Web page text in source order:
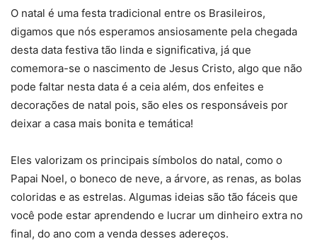
O natal é uma festa tradicional entre os Brasileiros,
digamos que nós esperamos ansiosamente pela chegada
desta data festiva tão linda e significativa, já que
comemora-se o nascimento de Jesus Cristo, algo que não
pode faltar nesta data é a ceia além, dos enfeites e
decorações de natal pois, são eles os responsáveis por
deixar a casa mais bonita e temática!
Eles valorizam os principais símbolos do natal, como o
Papai Noel, o boneco de neve, a árvore, as renas, as bolas
coloridas e as estrelas. Algumas ideias são tão fáceis que
você pode estar aprendendo e lucrar um dinheiro extra no
final, do ano com a venda desses adereços.